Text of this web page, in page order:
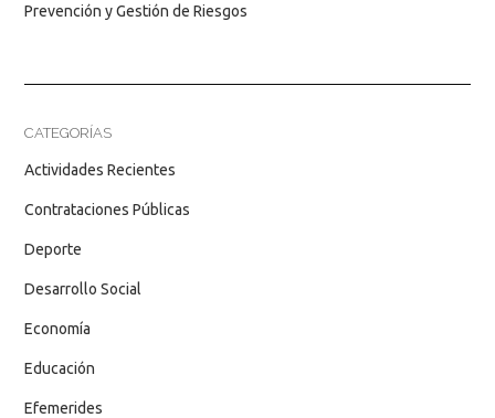
Prevención y Gestión de Riesgos
CATEGORÍAS
Actividades Recientes
Contrataciones Públicas
Deporte
Desarrollo Social
Economía
Educación
Efemerides